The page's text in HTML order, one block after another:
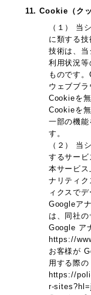
11. Cookie（ク
（１） 当
に類する
技術は、
利用状況
ものです
ウェブブ
Cookieを
Cookieを
一部の機
す。
（２） 当
するサービ
本サービ
ナリティ
ィクスで
Googleア
は、同社の
Google ア
https://
お客様が
用する際
https://
r-